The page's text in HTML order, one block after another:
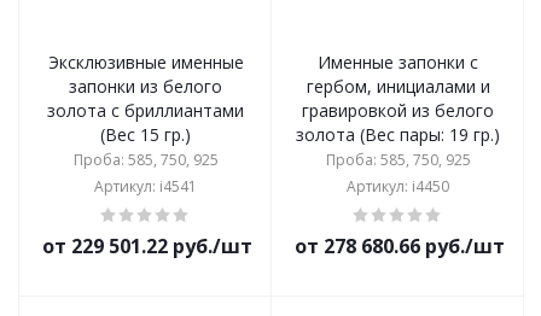
Эксклюзивные именные
запонки из белого
золота с бриллиантами
(Вес 15 гр.)
Проба: 585, 750, 925
Артикул: i4541
от 229 501.22 руб./шт
Именные запонки с
гербом, инициалами и
гравировкой из белого
золота (Вес пары: 19 гр.)
Проба: 585, 750, 925
Артикул: i4450
от 278 680.66 руб./шт